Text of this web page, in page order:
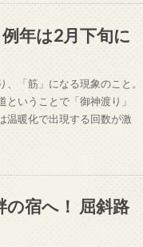
年は2月下旬に
「筋」になる現象のこと。
いうことで「御神渡り」
温暖化で出現する回数が激
の宿へ！ 屈斜路